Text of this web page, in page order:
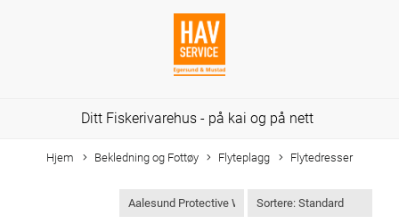
Ditt Fiskerivarehus - på kai og på nett
Hjem Bekledning og Fottøy Flyteplagg Flytedresser